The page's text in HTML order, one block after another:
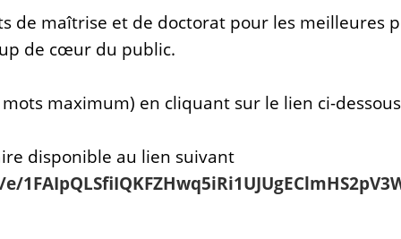
de maîtrise et de doctorat pour les meilleures
de cœur du public.
maximum) en cliquant sur le lien ci-
disponible au lien suivant